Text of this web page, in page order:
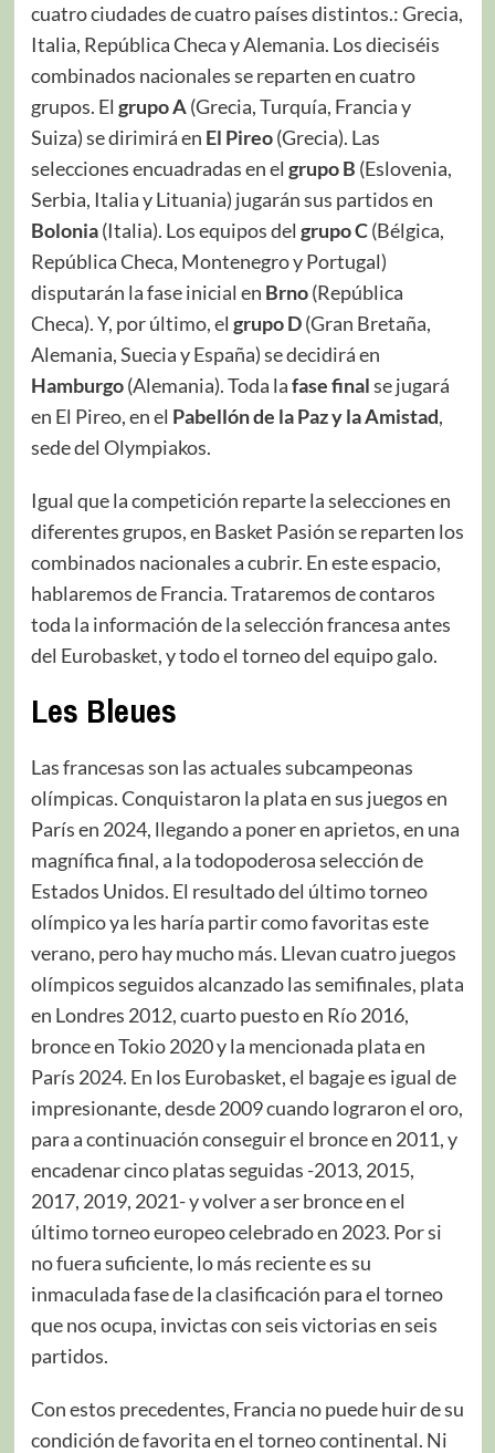
cuatro ciudades de cuatro países distintos.: Grecia,
Italia, República Checa y Alemania. Los dieciséis
combinados nacionales se reparten en cuatro
grupos. El grupo A(Grecia, Turquía, Francia y
Suiza) se dirimirá en El Pireo(Grecia). Las
selecciones encuadradas en el grupo B (Eslovenia,
Serbia, Italia y Lituania) jugarán sus partidos en
Bolonia(Italia). Los equipos del grupo C(Bélgica,
República Checa, Montenegro y Portugal)
disputarán la fase inicial en Brno(República
Checa). Y, por último, el grupo D(Gran Bretaña,
Alemania, Suecia y España) se decidirá en
Hamburgo(Alemania). Toda lafase finalse jugará
en El Pireo, en el Pabellón de la Paz y la Amistad,
sede del Olympiakos.
Igual que la competición reparte la selecciones en
diferentes grupos, en Basket Pasión se reparten los
combinados nacionales a cubrir. En este espacio,
hablaremos de Francia. Trataremos de contaros
toda la información de la selección francesa antes
del Eurobasket, y todo el torneo del equipo galo.
Les Bleues
Las francesas son las actuales subcampeonas
olímpicas. Conquistaron la plata en sus juegos en
París en 2024, llegando a poner en aprietos, en una
magnífica final, a la todopoderosa selección de
Estados Unidos. El resultado del último torneo
olímpico ya les haría partir como favoritas este
verano, pero hay mucho más. Llevan cuatro juegos
olímpicos seguidos alcanzado las semifinales, plata
en Londres 2012, cuarto puesto en Río 2016,
bronce en Tokio 2020 y la mencionada plata en
París 2024. En los Eurobasket, el bagaje es igual de
impresionante, desde 2009 cuando lograron el oro,
para a continuación conseguir el bronce en 2011, y
encadenar cinco platas seguidas -2013, 2015,
2017, 2019, 2021- y volver a ser bronce en el
último torneo europeo celebrado en 2023. Por si
no fuera suficiente, lo más reciente es su
inmaculada fase de la clasificación para el torneo
que nos ocupa, invictas con seis victorias en seis
partidos.
Con estos precedentes, Francia no puede huir de su
condición de favorita en el torneo continental. Ni